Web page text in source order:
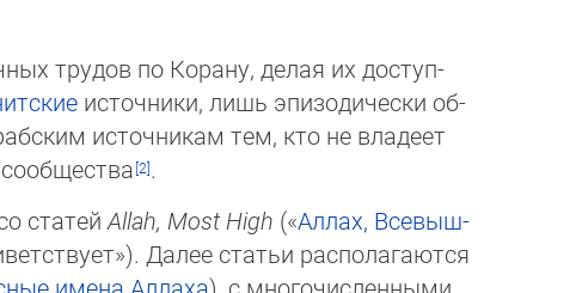
трудов по Корану, делая их дос­туп­
источники, лишь эпизо­ди­чес­ки об­
источникам тем, кто не вла­де­ет
.
статей Allah, Most High («Аллах, Все­выш­
Далее статьи распо­ла­га­ются